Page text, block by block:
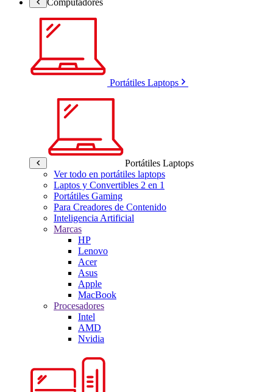
Portátiles Laptops
Portátiles Laptops
Ver todo en portátiles laptops
Laptos y Convertibles 2 en 1
Portátiles Gaming
Para Creadores de Contenido
Inteligencia Artificial
Marcas
HP
Lenovo
Acer
Asus
Apple
MacBook
Procesadores
Intel
AMD
Nvidia